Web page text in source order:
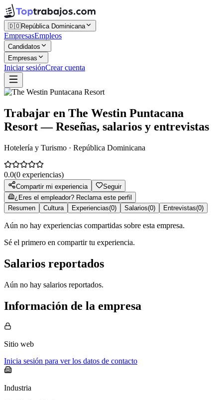
🇩🇴República Dominicana
EmpresasEmpleos
Candidatos
Empresas
Iniciar sesiónCrear cuenta
Trabajar en The Westin Puntacana
Resort— Reseñas, salarios y entrevistas
Hotelería y Turismo · República Dominicana
0.0(0 experiencias)
Compartir mi experiencia
Seguir
¿Eres el empleador? Reclama este perfil
Resumen
Cultura Experiencias(0) Salarios(0) Entrevistas(0)
Aún no hay experiencias compartidas sobre esta empresa.
Sé el primero en compartir tu experiencia.
Salarios reportados
Aún no hay salarios reportados.
Información de la empresa
Sitio web
Inicia sesión para ver los datos de contacto
Industria